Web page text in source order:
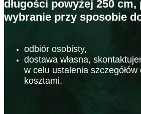
długości powyżej 250
wybranie przy sposobie
odbiór osobisty,
dostawa własna,
w celu ustalenia
kosztami,